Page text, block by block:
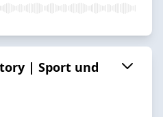
| Sport und